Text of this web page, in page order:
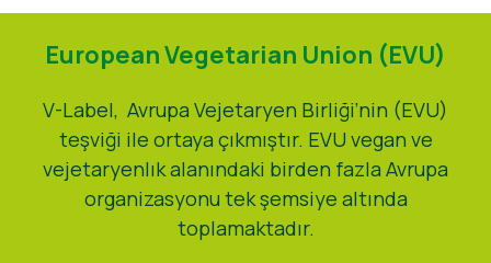
Kötüye kullanımları bildirin
Müşteri bölümü
Haberler
Basın Materyalleri
European Vegetarian Union (EVU)
V-Label, Avrupa Vejetaryen Birliği’nin (EVU)
teşviği ile ortaya çıkmıştır. EVU vegan ve
vejetaryenlık alanındaki birden fazla Avrupa
organizasyonu tek şemsiye altında
toplamaktadır.